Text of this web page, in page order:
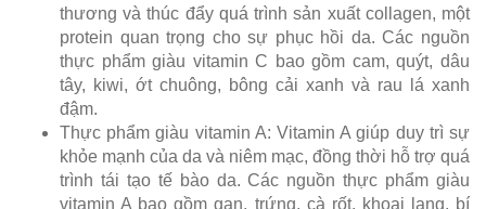
thương và thúc đẩy quá trình sản xuất collagen, một
protein quan trọng cho sự phục hồi da. Các nguồn
thực phẩm giàu vitamin C bao gồm cam, quýt, dâu
tây, kiwi, ớt chuông, bông cải xanh và rau lá xanh
đậm.
Thực phẩm giàu vitamin A: Vitamin A giúp duy trì sự
khỏe mạnh của da và niêm mạc, đồng thời hỗ trợ quá
trình tái tạo tế bào da. Các nguồn thực phẩm giàu
vitamin A bao gồm gan, trứng, cà rốt, khoai lang, bí